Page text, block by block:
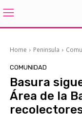
Home Peninsula
COMUNIDAD
Basura
Área de la